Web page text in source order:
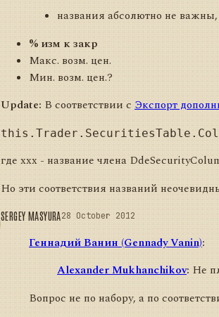
названия абсолютно не
% изм к закр
Макс. возм. цен.
Мин. возм. цен.?
Update: В соответствии с Экспорт
где xxx - название члена
Но эти соответствия названий
SERGEY MASYURA28 October 2012
Геннадий Ванин (Gennady Vanin):
Alexander Mukhanchikov: Не
Вопрос не по набору, а по